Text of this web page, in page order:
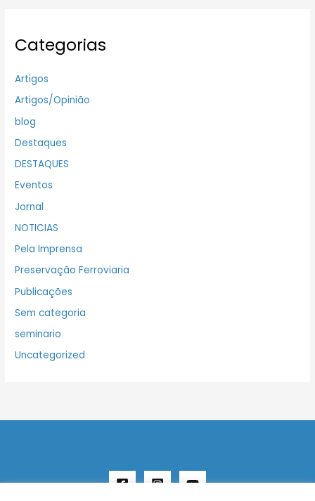
Categorias
Artigos
Artigos/Opinião
blog
Destaques
DESTAQUES
Eventos
Jornal
NOTICIAS
Pela Imprensa
Preservação Ferroviaria
Publicações
Sem categoria
seminario
Uncategorized